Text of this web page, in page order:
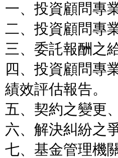
一、投資顧問專
二、投資顧問專
三、委託報酬之
四、投資顧問專
績效評估報告。
五、契約之變更
六、解決糾紛之
七、基金管理機